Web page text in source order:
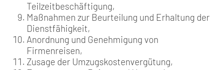
Teilzeitbeschäftigung,
Maßnahmen zur Beurteilung und Erhaltung der
Dienstfähigkeit,
Anordnung und Genehmigung von
Firmenreisen,
Zusage der Umzugskostenvergütung,